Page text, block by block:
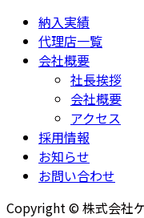
納入実績
代理店一覧
会社概要
社長挨拶
会社概要
アクセス
採用情報
お知らせ
お問い合わせ
Copyright © 株式会社